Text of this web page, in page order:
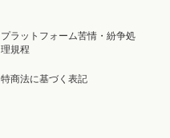
プラットフォーム苦情・紛争処
理規程
特商法に基づく表記